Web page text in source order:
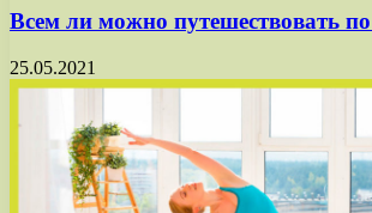
Всем ли можно путешествовать по
25.05.2021